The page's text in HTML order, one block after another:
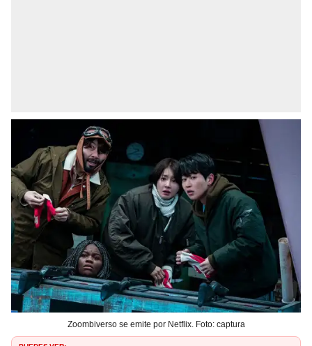
Zoombiverso se emite por Netflix. Foto: captura